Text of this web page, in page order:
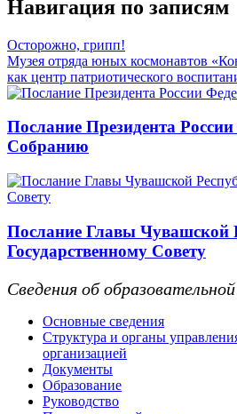
Навигация по записям
Осторожно, грипп!
Музея отряда юных космонавтов
как центр патриотического
Послание Президента
Собранию
Послание Главы Чувашской
Государственному Совету
Сведения об
Основные сведения
Структура и органы
организацией
Документы
Образование
Руководство